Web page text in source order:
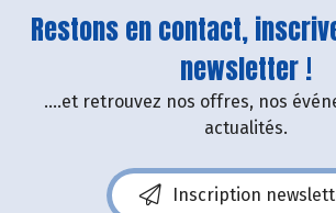
Restons en contact,
newsletter !
....et retrouvez nos offres, nos
actualités.
Inscription